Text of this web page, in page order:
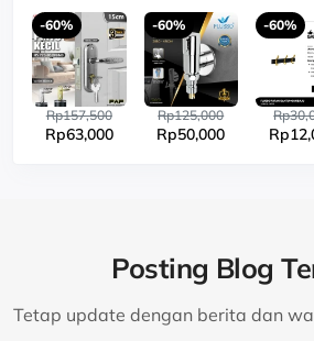
-60%
Rp157,500
Rp63,000
-60%
Rp125,000
Rp50,000
-60%
Posting Blog
Tetap update dengan berita dan